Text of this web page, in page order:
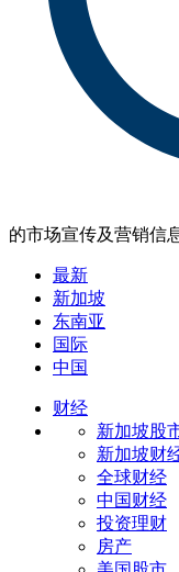
的市场宣传及营销信
最新
新加坡
东南亚
国际
中国
财经
新加坡股
新加坡财
全球财经
中国财经
投资理财
房产